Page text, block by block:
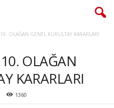
OLAĞAN GENEL KURULTAY KARARLARI
OLAĞAN
KARARLARI
1360